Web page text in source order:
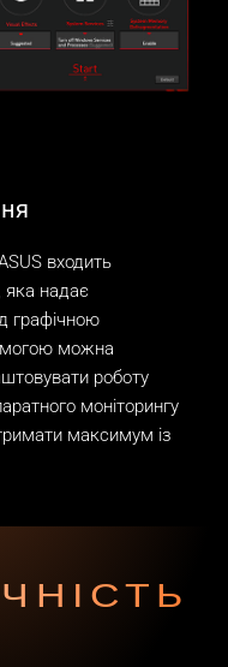
входить
яка надає
графічною
можна
роботу
моніторингу
максимум із